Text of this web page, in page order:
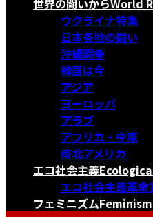
世界の闘いからWorld
ウクライナ特集
日本各地の闘い
沖縄闘争
韓国は今
アジア
ヨーロッパ
アラブ
アフリカ・中東
南北アメリカ
エコ社会主義
エコ社会主義革命
フェミニズムFeminism